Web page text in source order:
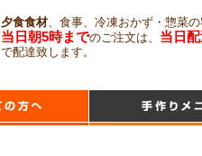
夕食食材、食事、冷凍おかず・惣菜
当日朝5時までのご注文は、 当日
で配達致します。